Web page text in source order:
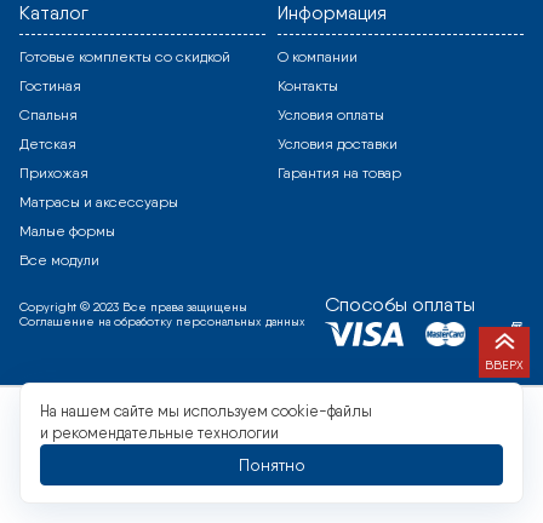
Каталог
Готовые комплекты со скидкой
Гостиная
Спальня
Детская
Прихожая
Матрасы и аксессуары
Малые формы
Все модули
Информация
О компании
Контакты
Условия оплаты
Условия доставки
Гарантия на товар
Copyright © 2023 Все права защищены
Соглашение на обработку персональных данных
Способы оплаты
ВВЕРХ
На нашем сайте мы используем cookie-файлы
и рекомендательные технологии
Понятно